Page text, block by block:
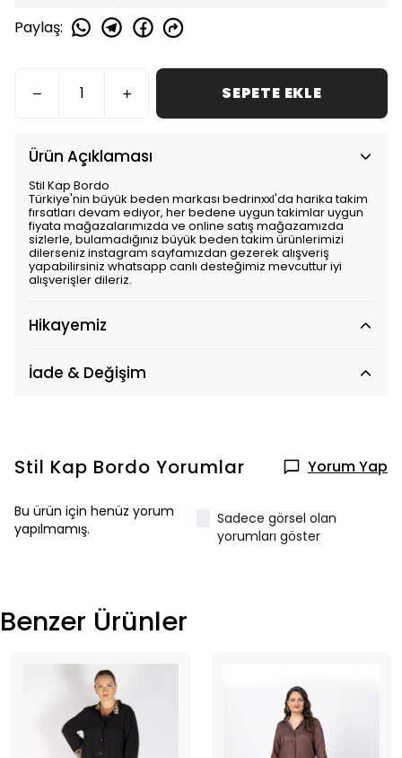
Paylaş:
SEPETE EKLE
Ürün Açıklaması
Stil Kap Bordo
Türkiye'nin büyük beden markası bedrinxxl'da harika takim
fırsatları devam ediyor, her bedene uygun takimlar uygun
fiyata mağazalarımızda ve online satış mağazamızda
sizlerle, bulamadığınız büyük beden takim ürünlerimizi
dilerseniz instagram sayfamızdan gezerek alışveriş
yapabilirsiniz whatsapp canlı desteğimiz mevcuttur iyi
alışverişler dileriz.
Hikayemiz
İade & Değişim
Stil Kap Bordo Yorumlar Yorum Yap
Bu ürün için henüz yorum
yapılmamış.
Sadece görsel olan
yorumları göster
Benzer Ürünler